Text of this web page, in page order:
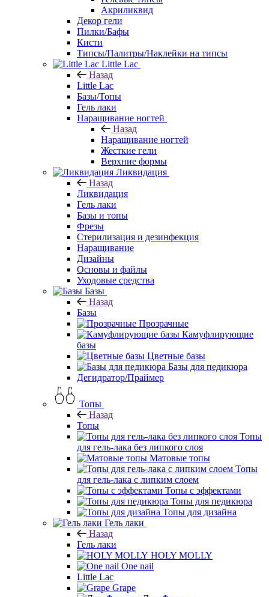
Акриликвид
Декор гели
Пилки/Бафы
Кисти
Типсы/Палитры/Наклейки на типсы
Little Lac
Назад
Little Lac
Базы/Топы
Гель лаки
Наращивание ногтей
Назад
Наращивание ногтей
Жесткие гели
Верхние формы
Ликвидация
Назад
Ликвидация
Гель лаки
Базы и топы
Фрезы
Стерилизация и дезинфекция
Наращивание
Дизайны
Основы и файлы
Уходовые средства
Базы
Назад
Базы
Прозрачные
Камуфлирующие
базы
Цветные базы
Базы для педикюра
Дегидратор/Праймер
Топы
Назад
Топы
Топы
для гель-лака без липкого слоя
Матовые топы
Топы
для гель-лака с липким слоем
Топы с эффектами
Топы для педикюра
Топы для дизайна
Гель лаки
Назад
Гель лаки
HOLY MOLLY
One nail
Little Lac
Grape